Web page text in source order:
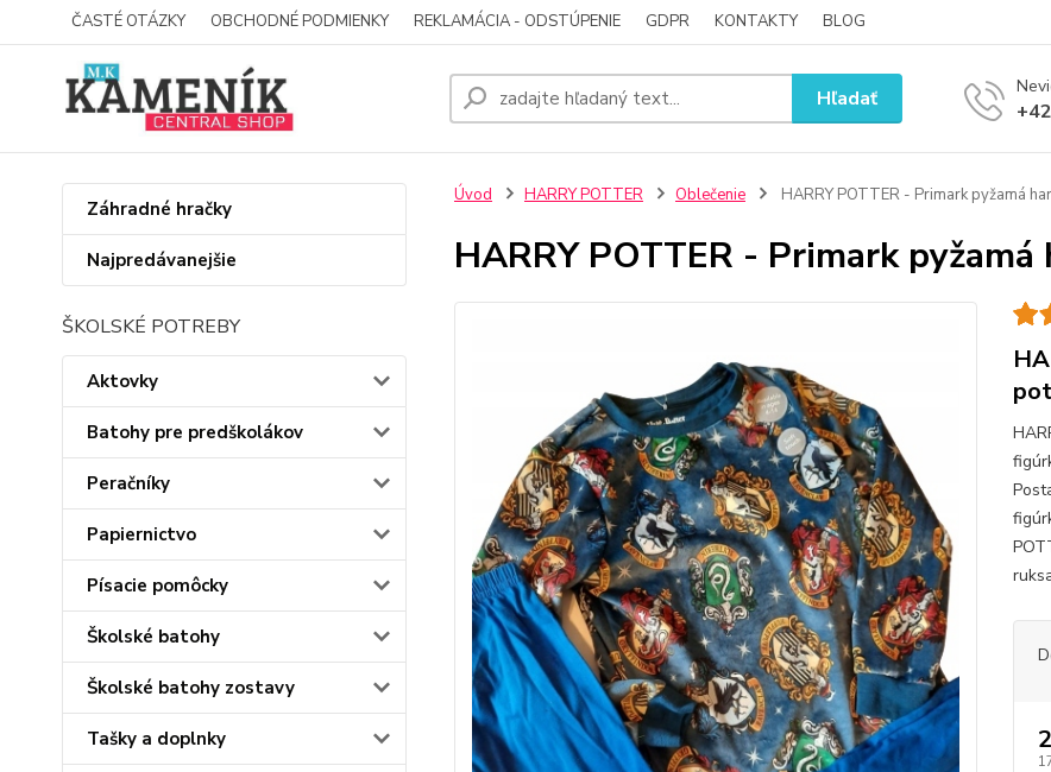
ČASTÉ OTÁZKY OBCHODNÉ PODMIENKY REKLAMÁCIA - ODSTÚPENIE GDPR KONTAKTY BLOG
Hľadať
Záhradné hračky
Najpredávanejšie
ŠKOLSKÉ POTREBY
Aktovky
Batohy pre predškolákov
Peračníky
Papiernictvo
Písacie pomôcky
Školské batohy
Školské batohy zostavy
Tašky a doplnky
Úvod HARRY POTTER Oblečenie HARRY POTTER - Primark pyžamá
HARRY POTTER - Primark